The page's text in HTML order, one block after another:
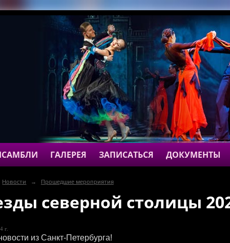
ГАЛЕРЕЯ ЗАПИСАТЬСЯ ДОКУМЕНТЫ
Новости → Прошедшие мероприятия
северной столицы
г.
из Санкт-Петербурга!